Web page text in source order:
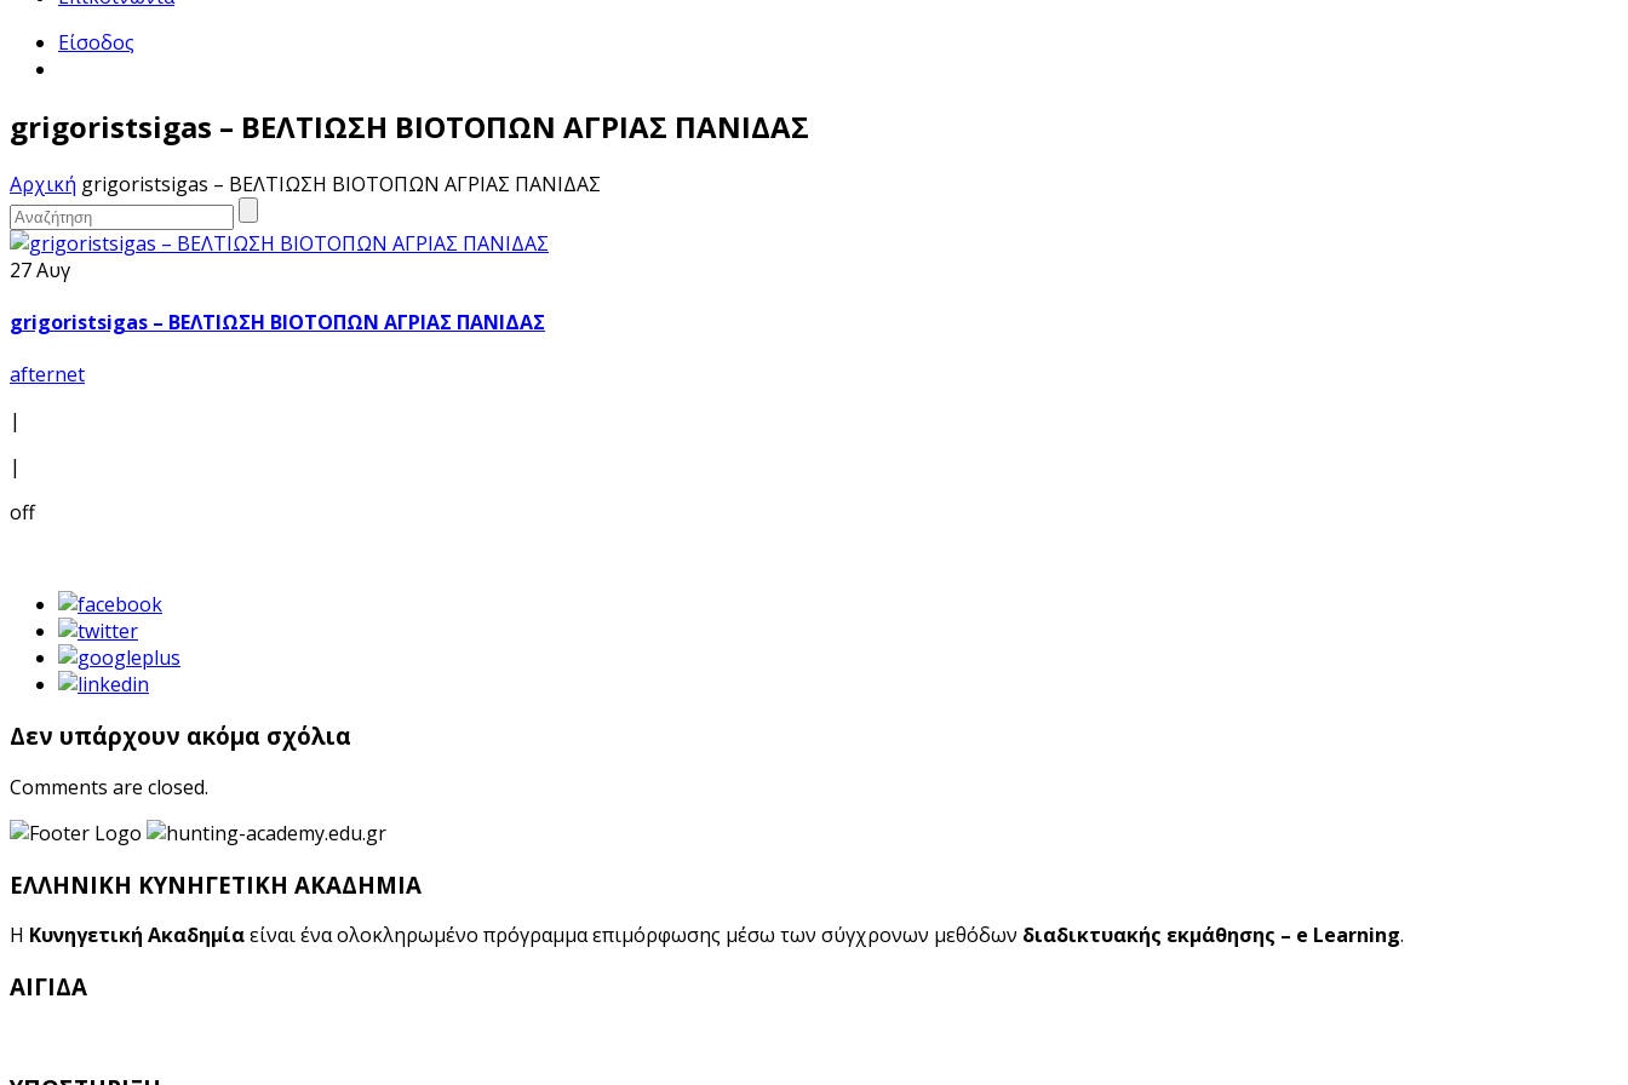
Είσοδος
grigoristsigas – ΒΕΛΤΙΩΣΗ ΒΙΟΤΟΠΩΝ ΑΓΡΙΑΣ ΠΑΝΙΔΑΣ
Αρχική grigoristsigas – ΒΕΛΤΙΩΣΗ ΒΙΟΤΟΠΩΝ ΑΓΡΙΑΣ ΠΑΝΙΔΑΣ
27 Αυγ
grigoristsigas – ΒΕΛΤΙΩΣΗ ΒΙΟΤΟΠΩΝ ΑΓΡΙΑΣ ΠΑΝΙΔΑΣ
afternet
|
|
off
Δεν υπάρχουν ακόμα σχόλια
Comments are closed.
ΕΛΛΗΝΙΚΗ ΚΥΝΗΓΕΤΙΚΗ ΑΚΑΔΗΜΙΑ
Η Κυνηγετική Ακαδημίαείναι ένα ολοκληρωμένο πρόγραμμα επιμόρφωσης μέσω των σύγχρονων μεθόδων διαδικτυακής εκμάθησης – e Learning.
ΑΙΓΙΔΑ